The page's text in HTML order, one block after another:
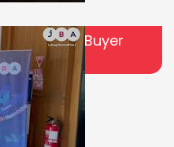
Testimoni Buyer